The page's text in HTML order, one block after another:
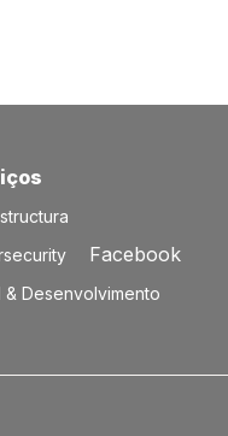
Facebook
& Desenvolvimento